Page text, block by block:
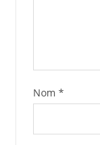
Nom *